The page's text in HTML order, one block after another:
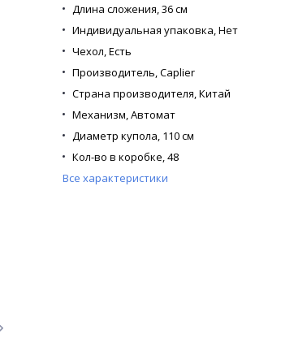
Длина сложения, 36 см
Индивидуальная упаковка, Нет
Чехол, Есть
Производитель, Caplier
Страна производителя, Китай
Механизм, Автомат
Диаметр купола, 110 см
Кол-во в коробке, 48
Кол-во в упаковке,
Все характеристики